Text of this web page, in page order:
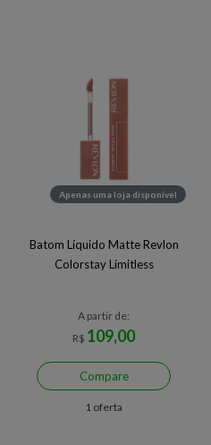
Apenas uma loja disponível
Batom Líquido Matte Revlon
Colorstay Limitless
A partir de:
R$ 109,00
Compare
1 oferta